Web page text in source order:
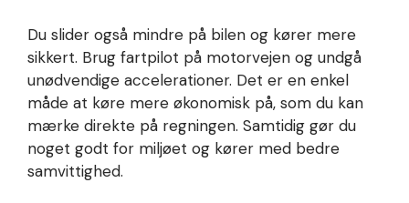
Du slider også mindre på bilen og kører mere
sikkert. Brug fartpilot på motorvejen og undgå
unødvendige accelerationer. Det er en enkel
måde at køre mere økonomisk på, som du kan
mærke direkte på regningen. Samtidig gør du
noget godt for miljøet og kører med bedre
samvittighed.